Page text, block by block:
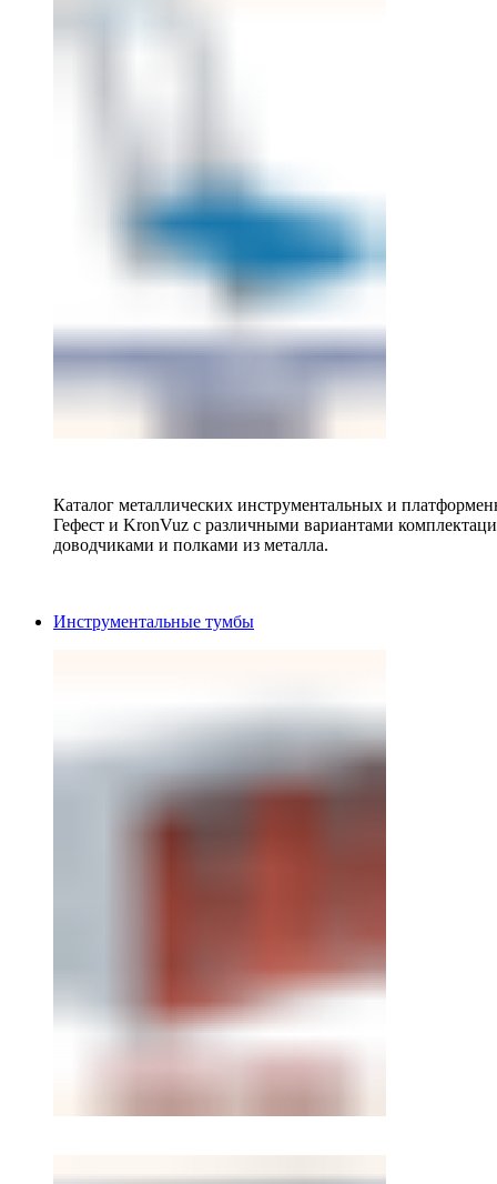
Каталог металлических инструментальных и
Гефест и KronVuz с различными вариантами
доводчиками и полками из металла.
Инструментальные тумбы